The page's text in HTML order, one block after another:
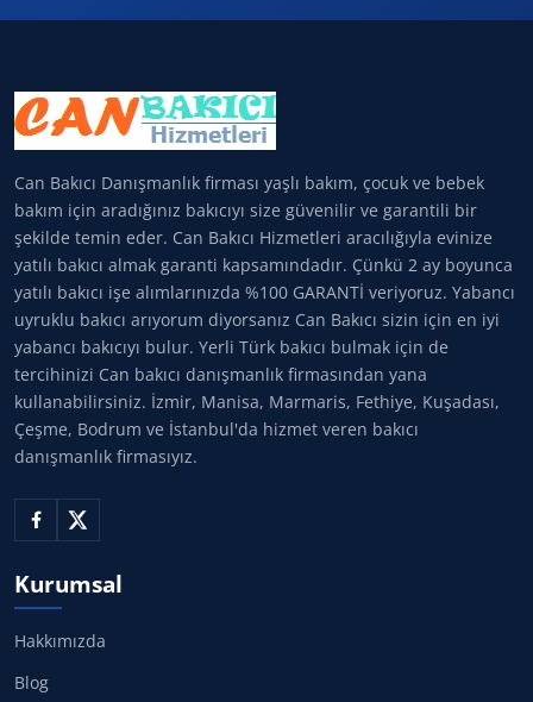
Can Bakıcı Danışmanlık firması yaşlı bakım, çocuk ve bebek
bakım için aradığınız bakıcıyı size güvenilir ve garantili bir
şekilde temin eder. Can Bakıcı Hizmetleri aracılığıyla evinize
yatılı bakıcı almak garanti kapsamındadır. Çünkü 2 ay boyunca
yatılı bakıcı işe alımlarınızda %100 GARANTİ veriyoruz. Yabancı
uyruklu bakıcı arıyorum diyorsanız Can Bakıcı sizin için en iyi
yabancı bakıcıyı bulur. Yerli Türk bakıcı bulmak için de
tercihinizi Can bakıcı danışmanlık firmasından yana
kullanabilirsiniz. İzmir, Manisa, Marmaris, Fethiye, Kuşadası,
Çeşme, Bodrum ve İstanbul'da hizmet veren bakıcı
danışmanlık firmasıyız.
Kurumsal
Hakkımızda
Blog